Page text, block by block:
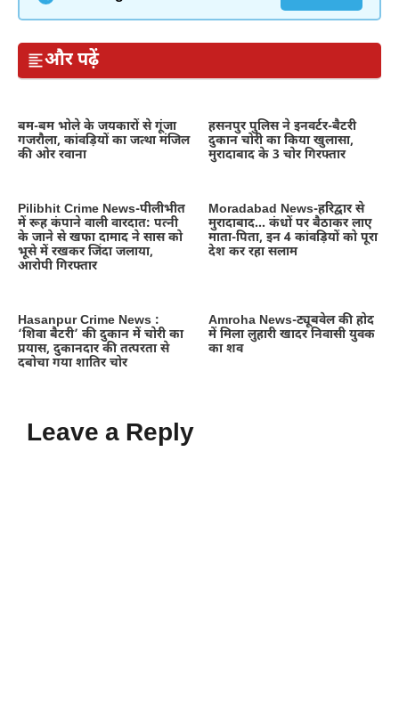
और पढ़ें
बम-बम भोले के जयकारों से गूंजा
गजरौला, कांवड़ियों का जत्था मंजिल
की ओर रवाना
हसनपुर पुलिस ने इनवर्टर-बैटरी
दुकान चोरी का किया खुलासा,
मुरादाबाद के 3 चोर गिरफ्तार
Pilibhit Crime News-पीलीभीत
में रूह कंपाने वाली वारदात: पत्नी
के जाने से खफा दामाद ने सास को
भूसे में रखकर जिंदा जलाया,
आरोपी गिरफ्तार
Moradabad News-हरिद्वार से
मुरादाबाद… कंधों पर बैठाकर लाए
माता-पिता, इन 4 कांवड़ियों को पूरा
देश कर रहा सलाम
Hasanpur Crime News :
‘शिवा बैटरी’ की दुकान में चोरी का
प्रयास, दुकानदार की तत्परता से
दबोचा गया शातिर चोर
Amroha News-ट्यूबवेल की होद
में मिला लुहारी खादर निवासी युवक
का शव
Leave a Reply